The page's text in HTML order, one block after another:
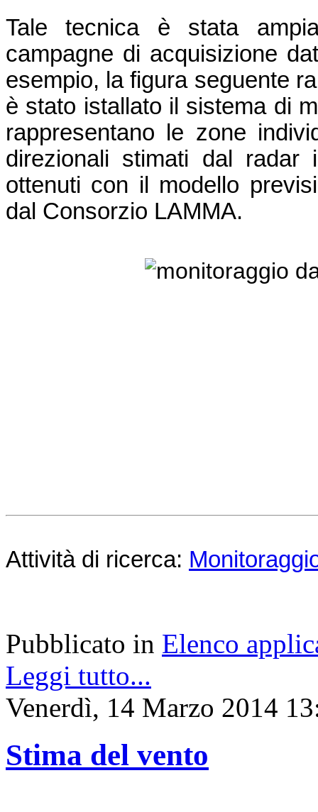
Tale tecnica è stata
campagne di acquisizione
esempio, la figura seguente
è stato istallato il sistema di
rappresentano le zone
direzionali stimati dal
ottenuti con il modello
dal Consorzio LAMMA.
Attività di ricerca:
Pubblicato in Elenco
Leggi tutto...
Venerdì, 14 Marzo 2014
Stima del vento